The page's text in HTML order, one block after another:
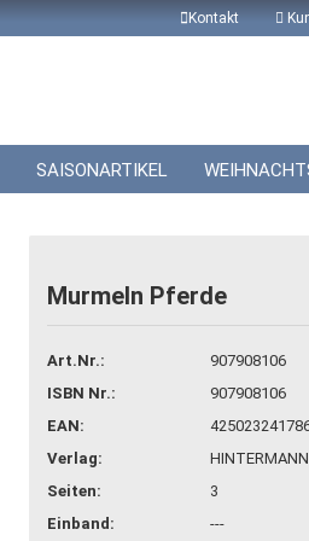
Kontakt
Konto erstellen
Passwort vergessen?
SAISONARTIKEL
Murmeln Pferde
Art.Nr.:
907908106
ISBN Nr.:
907908106
EAN:
Verlag:
HINTERMANN
Seiten:
3
Einband:
---